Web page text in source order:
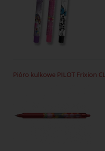
Pióro kulkowe PILOT Frixion